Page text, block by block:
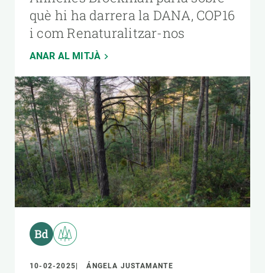
què hi ha darrera la DANA, COP16
i com Renaturalitzar-nos
ANAR AL MITJÀ
10-02-2025 ÁNGELA JUSTAMANTE